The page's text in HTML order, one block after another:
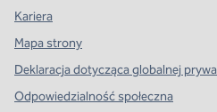
Kariera
Mapa strony
Deklaracja dotycząca globalnej
Odpowiedzialność społeczna